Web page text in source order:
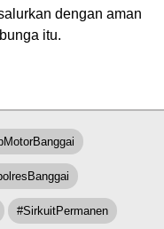
dengan aman
itu.
#SirkuitPermanen